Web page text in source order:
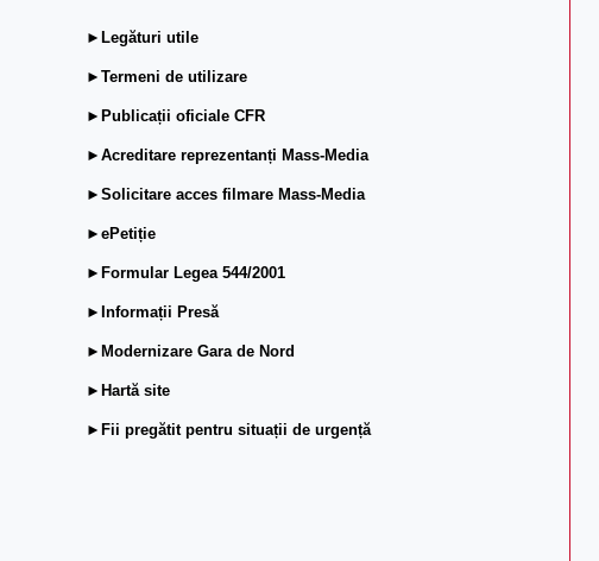
►Legături utile
►Termeni de utilizare
►Publicații oficiale CFR
►Acreditare reprezentanți Mass-Media
►Solicitare acces filmare Mass-Media
►ePetiție
►Formular Legea 544/2001
►Informații Presă
►Modernizare Gara de Nord
►Hartă site
►Fii pregătit pentru situații de urgență